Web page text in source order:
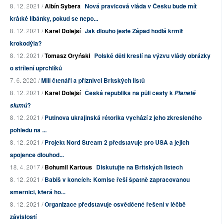
8. 12. 2021 /Albín Sybera Nová pravicová vláda v Česku bude mít
krátké líbánky, pokud se nepo...
8. 12. 2021 /Karel Dolejší Jak dlouho ještě Západ hodlá krmit
krokodýla?
8. 12. 2021 /Tomasz Oryński Polské děti kreslí na výzvu vlády obrázky
o střílení uprchlíků
7. 6. 2020 /Milí čtenáři a příznivci Britských listů
8. 12. 2021 /Karel Dolejší Česká republika na půli cesty kPlanetě
slumů?
8. 12. 2021 /Putinova ukrajinská rétorika vychází z jeho zkresleného
pohledu na ...
8. 12. 2021 /Projekt Nord Stream 2 představuje pro USA a jejich
spojence dlouhod...
18. 4. 2017 /Bohumil Kartous Diskutujte na Britských listech
8. 12. 2021 /Babiš v koncích: Komise řeší špatně zapracovanou
směrnici, která ho...
8. 12. 2021 /Organizace představuje osvědčené řešení v léčbě
závislostí